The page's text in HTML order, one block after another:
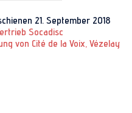
21. September 2018
Socadisc
von Cité de la Voix, Vézelay